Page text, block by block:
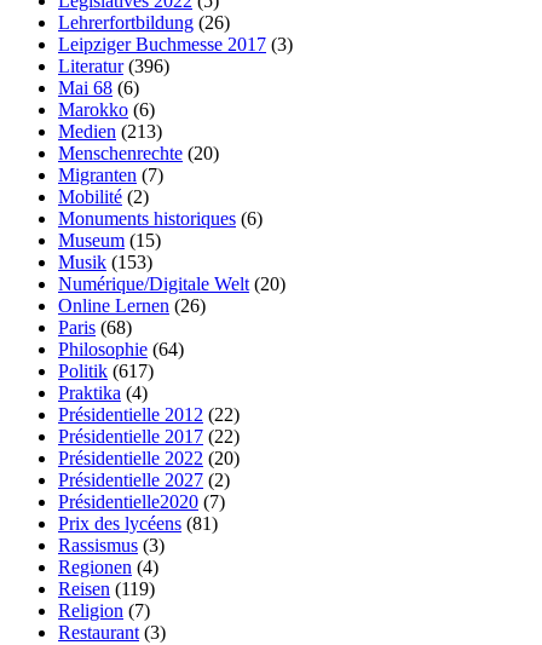
Lehrerfortbildung (26)
Leipziger Buchmesse 2017 (3)
Literatur(396)
Mai 68 (6)
Marokko (6)
Medien (213)
Menschenrechte (20)
Migranten (7)
Mobilité (2)
Monuments historiques (6)
Museum (15)
Musik (153)
Numérique/Digitale Welt (20)
Online Lernen (26)
Paris (68)
Philosophie (64)
Politik (617)
Praktika (4)
Présidentielle 2012 (22)
Présidentielle 2017 (22)
Présidentielle 2022 (20)
Présidentielle 2027 (2)
Présidentielle2020 (7)
Prix des lycéens (81)
Rassismus (3)
Regionen (4)
Reisen (119)
Religion (7)
Restaurant (3)